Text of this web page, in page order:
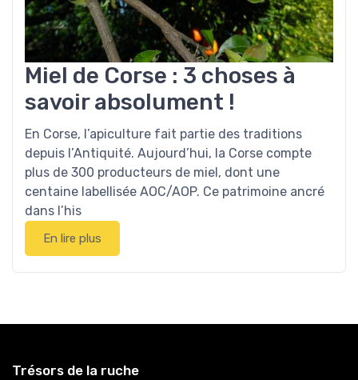
Miel de Corse : 3 choses à
savoir absolument !
En Corse, l’apiculture fait partie des traditions
depuis l’Antiquité. Aujourd’hui, la Corse compte
plus de 300 producteurs de miel, dont une
centaine labellisée AOC/AOP. Ce patrimoine ancré
dans l’his
En lire plus
Trésors de la ruche